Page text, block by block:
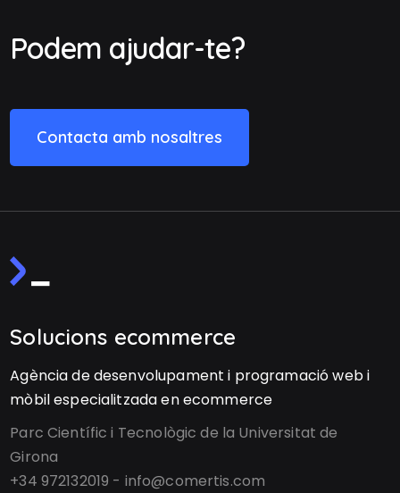
Podem ajudar-te?
Contacta amb nosaltres
Solucions ecommerce
Agència de desenvolupament i programació web i
mòbil especialitzada en ecommerce
Parc Científic i Tecnològic de la Universitat de
Girona
+34 972132019 - info@comertis.com